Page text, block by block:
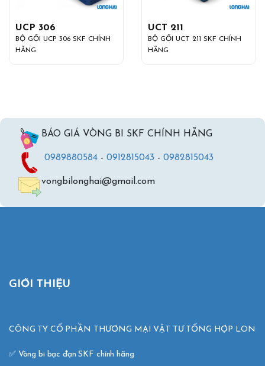
UCP 306
BỘ GỐI UCP 306 SKF CHÍNH
HÃNG
UCT 211
BỘ GỐI UCT 211 SKF CHÍNH
HÃNG
BÁO GIÁ VÒNG BI SKF CHÍNH HÃNG
0989880584 - 0912815043 - 0982815043
vongbilonghai@gmail.com
GIỚI THIỆU
CÔNG TY CỔ PHẦN THƯƠNG MẠI VẬT TƯ TỔNG HỢP LONG
✅ Vòng bi bạc đạn SKF chính hãng